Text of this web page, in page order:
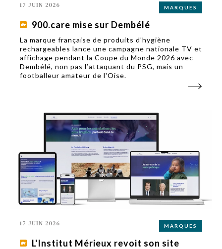
MARQUES
17 JUIN 2026
900.care mise sur Dembélé
La marque française de produits d'hygiène
rechargeables lance une campagne nationale TV et
affichage pendant la Coupe du Monde 2026 avec
Dembélé, non pas l’attaquant du PSG, mais un
footballeur amateur de l'Oise.
MARQUES
17 JUIN 2026
L'Institut Mérieux revoit son site